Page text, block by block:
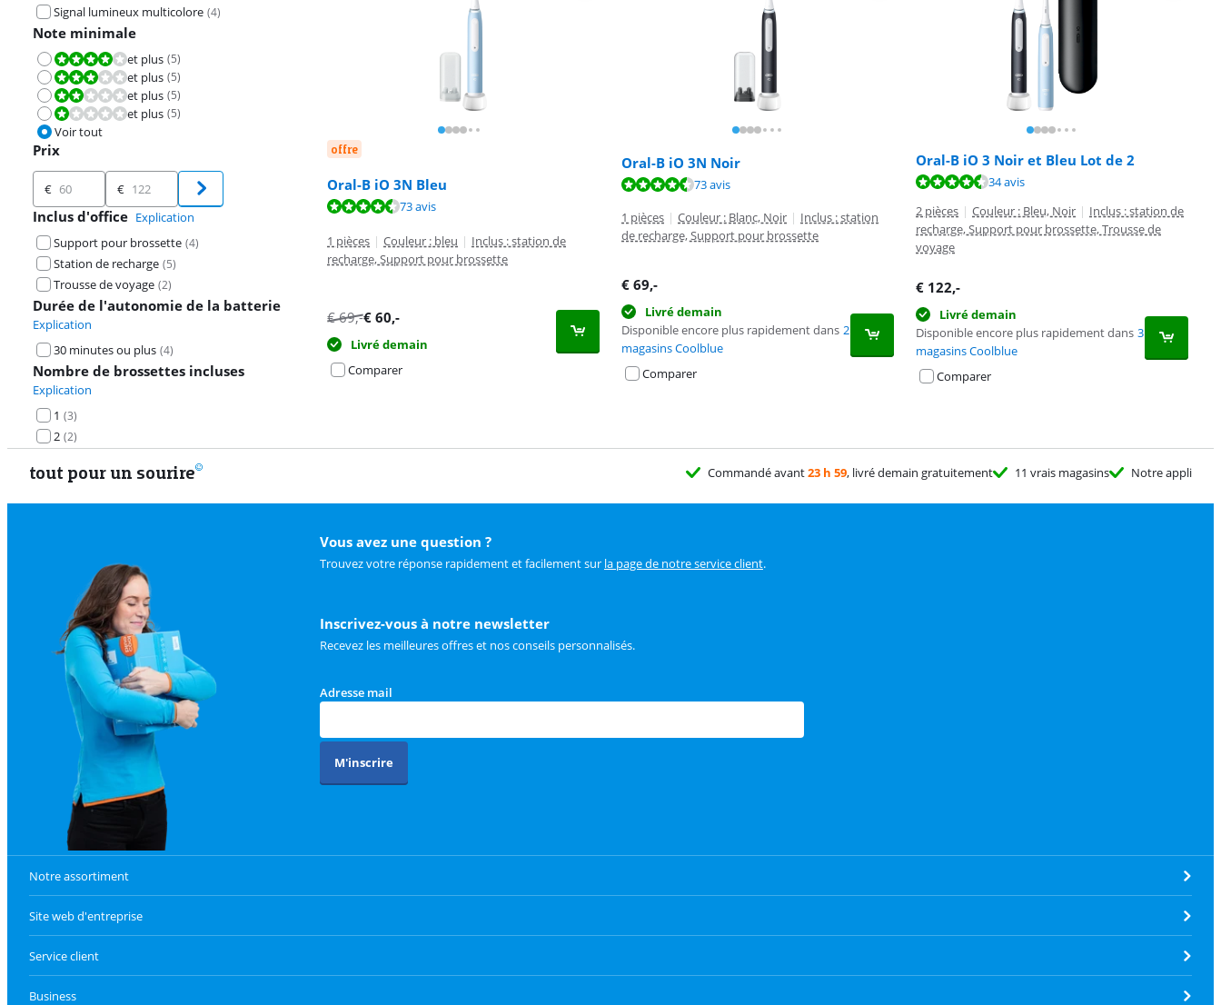
Signal lumineux multicolore (4)
Note minimale
La note est 8,0 sur 10.
et plus (5)
La note est 6,0 sur 10.
et plus (5)
La note est 4,0 sur 10.
et plus (5)
La note est 2,0 sur 10.
et plus (5)
Voir tout
Prix
Prix
€ €
Inclus d'office Explication
Support pour brossette (4)
Station de recharge (5)
Trousse de voyage (2)
Durée de l'autonomie de la batterie
Explication
30 minutes ou plus (4)
Nombre de brossettes incluses
Explication
1 (3)
2 (2)
offre
Oral-B iO 3N Bleu
La note est de 8,6 sur 10, basée sur 73 avis.
73 avis
1 pièces | Couleur : bleu | Inclus : station de
recharge, Support pour brossette
€69,-€ 60,-
Livré demain
Comparer
Oral-B iO 3N Noir
La note est de 8,6 sur 10, basée sur 73 avis.
73 avis
1 pièces | Couleur : Blanc, Noir | Inclus : station
de recharge, Support pour brossette
€ 69,-
Livré demain
Disponible encore plus rapidement dans 2
magasins Coolblue
Comparer
Oral-B iO 3 Noir et Bleu Lot de 2
La note est de 8,5 sur 10, basée sur 34 avis.
34 avis
2 pièces | Couleur : Bleu, Noir | Inclus : station de
recharge, Support pour brossette, Trousse de
voyage
€ 122,-
Livré demain
Disponible encore plus rapidement dans 3
magasins Coolblue
Comparer
tout pour un sourire Commandé avant23 h 59, livré demain gratuitement 11 vrais magasins Notre appli
Vous avez une question ?
Trouvez votre réponse rapidement et facilement sur la page de notre service client.
Inscrivez-vous à notre newsletter
Recevez les meilleures offres et nos conseils personnalisés.
Adresse mail
M'inscrire
Notre assortiment
Site web d'entreprise
Service client
Business